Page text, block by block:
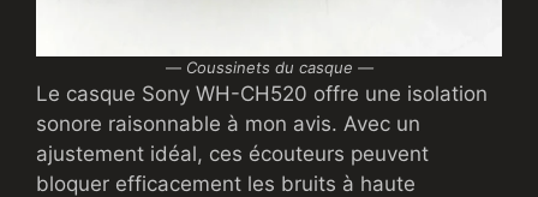
— Coussinets du casque —
Le casque Sony WH-CH520 offre une isolation
sonore raisonnable à mon avis. Avec un
ajustement idéal, ces écouteurs peuvent
bloquer efficacement les bruits à haute